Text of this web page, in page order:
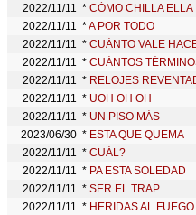
2022/11/11 * CÓMO CHILLA ELLA
2022/11/11 *A POR TODO
2022/11/11 * CUÁNTO VALE
2022/11/11 * CUÁNTOS
2022/11/11 * RELOJES
2022/11/11 * UOH OH OH
2022/11/11 * UN PISO MÁS
2023/06/30 * ESTA QUE QUEMA
2022/11/11 * CUÁL?
2022/11/11 * PA ESTA SOLEDAD
2022/11/11 * SER EL TRAP
2022/11/11 * HERIDAS AL FUEGO